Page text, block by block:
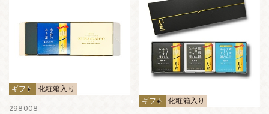
ギフト 化粧箱入り
298008
ギフト 化粧箱入り